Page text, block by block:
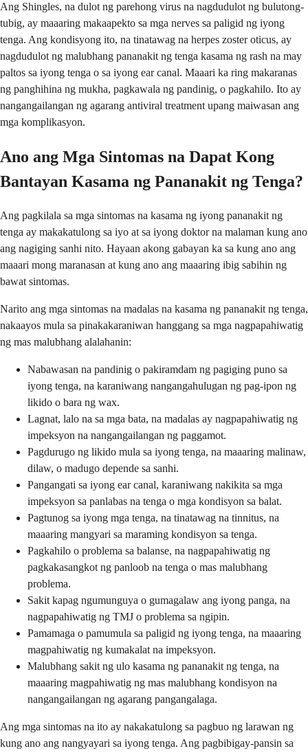
Ang Shingles, na dulot ng parehong virus na nagdudulot ng bulutong-
tubig, ay maaaring makaapekto sa mga nerves sa paligid ng iyong
tenga. Ang kondisyong ito, na tinatawag na herpes zoster oticus, ay
nagdudulot ng malubhang pananakit ng tenga kasama ng rash na may
paltos sa iyong tenga o sa iyong ear canal. Maaari ka ring makaranas
ng panghihina ng mukha, pagkawala ng pandinig, o pagkahilo. Ito ay
nangangailangan ng agarang antiviral treatment upang maiwasan ang
mga komplikasyon.
Ano ang Mga Sintomas na Dapat Kong
Bantayan Kasama ng Pananakit ng Tenga?
Ang pagkilala sa mga sintomas na kasama ng iyong pananakit ng
tenga ay makakatulong sa iyo at sa iyong doktor na malaman kung ano
ang nagiging sanhi nito. Hayaan akong gabayan ka sa kung ano ang
maaari mong maranasan at kung ano ang maaaring ibig sabihin ng
bawat sintomas.
Narito ang mga sintomas na madalas na kasama ng pananakit ng tenga,
nakaayos mula sa pinakakaraniwan hanggang sa mga nagpapahiwatig
ng mas malubhang alalahanin:
Nabawasan na pandinig o pakiramdam ng pagiging puno sa
iyong tenga, na karaniwang nangangahulugan ng pag-ipon ng
likido o bara ng wax.
Lagnat, lalo na sa mga bata, na madalas ay nagpapahiwatig ng
impeksyon na nangangailangan ng paggamot.
Pagdurugo ng likido mula sa iyong tenga, na maaaring malinaw,
dilaw, o madugo depende sa sanhi.
Pangangati sa iyong ear canal, karaniwang nakikita sa mga
impeksyon sa panlabas na tenga o mga kondisyon sa balat.
Pagtunog sa iyong mga tenga, na tinatawag na tinnitus, na
maaaring mangyari sa maraming kondisyon sa tenga.
Pagkahilo o problema sa balanse, na nagpapahiwatig ng
pagkakasangkot ng panloob na tenga o mas malubhang
problema.
Sakit kapag ngumunguya o gumagalaw ang iyong panga, na
nagpapahiwatig ng TMJ o problema sa ngipin.
Pamamaga o pamumula sa paligid ng iyong tenga, na maaaring
magpahiwatig ng kumakalat na impeksyon.
Malubhang sakit ng ulo kasama ng pananakit ng tenga, na
maaaring magpahiwatig ng mas malubhang kondisyon na
nangangailangan ng agarang pangangalaga.
Ang mga sintomas na ito ay nakakatulong sa pagbuo ng larawan ng
kung ano ang nangyayari sa iyong tenga. Ang pagbibigay-pansin sa